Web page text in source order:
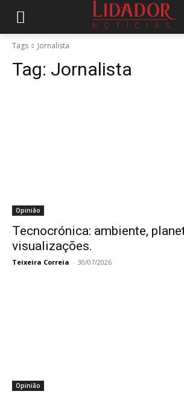
Tags Jornalista
Tag: Jornalista
Opinião
Tecnocrónica: ambiente,
visualizações.
Teixeira Correia - 30/07/2026
Opinião